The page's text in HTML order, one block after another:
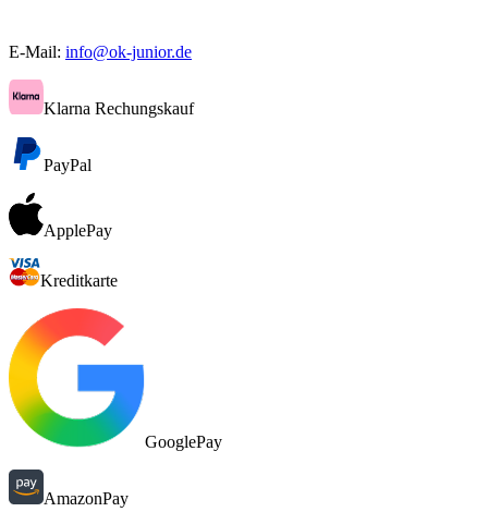
E-Mail: info@ok-junior.de
Klarna Rechungskauf
PayPal
ApplePay
Kreditkarte
GooglePay
AmazonPay